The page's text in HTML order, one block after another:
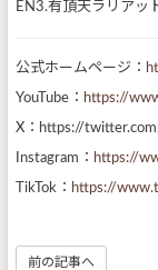
EN3.有頂天ラリアッ
公式ホームページ：
YouTube： https://
X：https://
Instagram： https://
TikTok： https://
前の記事へ